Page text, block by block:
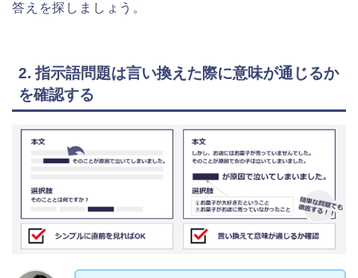
答えを探しましょう。
2. 指示語問題は言い換えた際に意味が通じるか
を確認する